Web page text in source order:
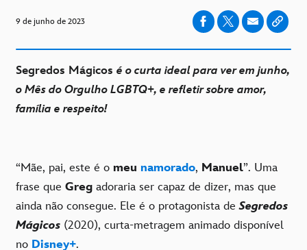
9 de junho de 2023
Segredos Mágicos é o curta ideal para ver em junho,
o Mês do Orgulho LGBTQ+, e refletir sobre amor,
família e respeito!
“Mãe, pai, este é o meu namorado, Manuel”. Uma
frase que Greg adoraria ser capaz de dizer, mas que
ainda não consegue. Ele é o protagonista deSegredos
Mágicos (2020), curta-metragem animado disponível
no Disney+.